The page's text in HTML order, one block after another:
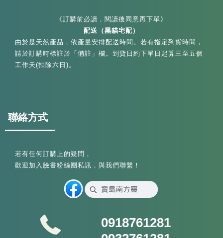
《訂購前必讀，閱讀後同意再下單》
配送（黑貓宅配）
由於是天然產品，依產量安排配送時間。若有指定到貨時間，
請於訂購時標註於「備註」欄。到貨日約下單日起算三至五個
工作天(扣除六日)。
聯絡方式
若有任何訂購上的疑問，
歡迎加入臉書粉絲團私訊，與我們聯繫！
0918761281